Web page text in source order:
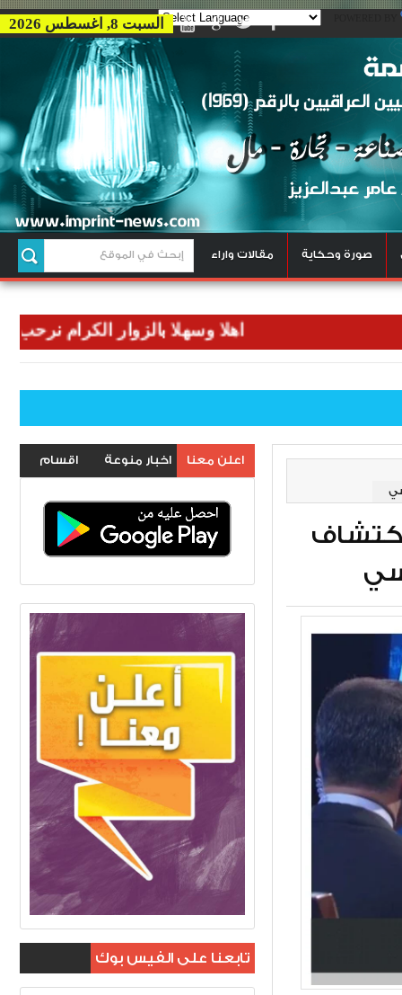
السبت 8, اغسطس 2026
صورة وحكاية مقالات واراء
اهلا وسهلا بالزوار الكرام نرحب بكم
اعلن معنا اخبار منوعة
اقسام
تابعنا على الفيس بوك